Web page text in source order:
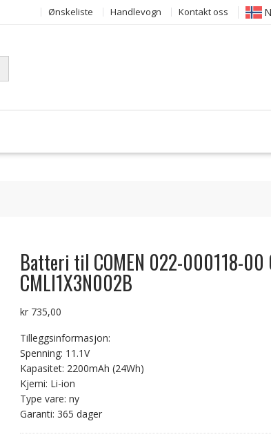
Ønskeliste Handlevogn Kontakt oss
Batteri til COMEN 022-000118-
CMLI1X3N002B
kr 735,00
Tilleggsinformasjon:
Spenning: 11.1V
Kapasitet: 2200mAh (24Wh)
Kjemi: Li-ion
Type vare: ny
Garanti: 365 dager